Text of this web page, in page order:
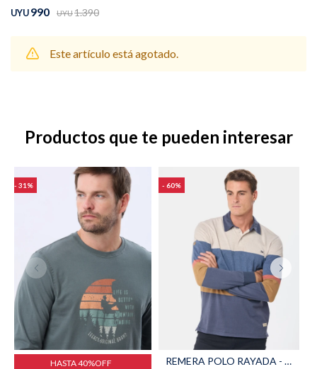
UYU990 UYU1.390
Este artículo está agotado.
Productos que te pueden interesar
31
HASTA 40%OFF
60
REMERA POLO RAYADA - Beige
Sacos Calzado
Bolsos y valijas Accesorios